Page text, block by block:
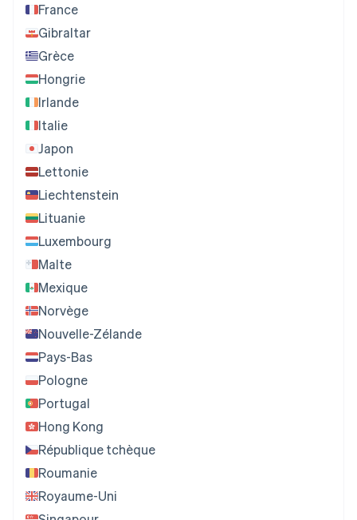
France
Gibraltar
Grèce
Hongrie
Irlande
Italie
Japon
Lettonie
Liechtenstein
Lituanie
Luxembourg
Malte
Mexique
Norvège
Nouvelle-Zélande
Pays-Bas
Pologne
Portugal
Hong Kong
République tchèque
Roumanie
Royaume-Uni